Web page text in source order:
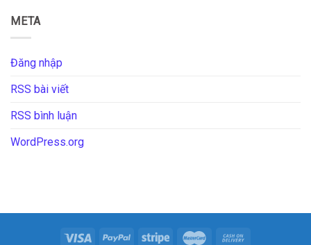
META
Đăng nhập
RSS bài viết
RSS bình luận
WordPress.org